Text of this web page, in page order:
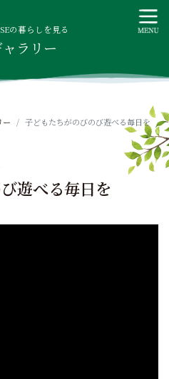
で建てる木の住まい。自然を
家族がずっと住み継げる暮ら
の暮らしを見る
ラリー
ー 子どもたちがのびのび遊べる毎日を
遊べる毎日を